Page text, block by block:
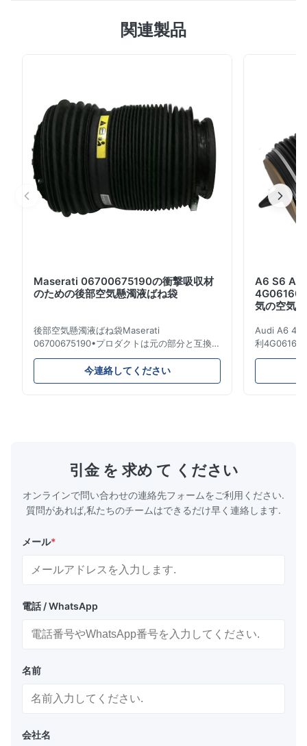
空気ばね それは次の車に取付けることができる: GLクラ
1663206913166 320 71 13、1663207113166 320 13
13、1663201313166 320 27 38、1663202738166 320
47 13、1663204713166 320 55 66、1663205566166
320 49 66...
関連製品
Maserati 06700675190の衝撃吸収材
のための後部空気懸濁液ばね袋
後部空気懸濁液ばね袋Maserati
06700675190•プロダクトは元の部分と互換性
がある100%です。 プロダクト: 空気ばね及び
エアー バッグ OEM NO: 06700675190 モデ
ルNO: 06700675190 位置: 後部 プロダクト状
プロダクトおよび良い状態で包装を保障するた
めに郵送物の前にプロダクトを再確認して下さ
今連絡してください
A6 S6 A7
気の空気
Audi A6 4G
利
のためのエ
のばね/エア
引金 を 求め て ください
オンラインで問い合わせの連絡先フォームをご利用ください.
質問があれば,私たちのチームはできるだけ早く連絡します.
メール*
電話 / WhatsApp
名前
会社名